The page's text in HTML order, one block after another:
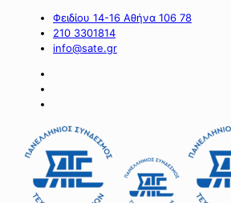
Φειδίου 14-16 Αθήνα 106 78
210 3301814
info@sate.gr